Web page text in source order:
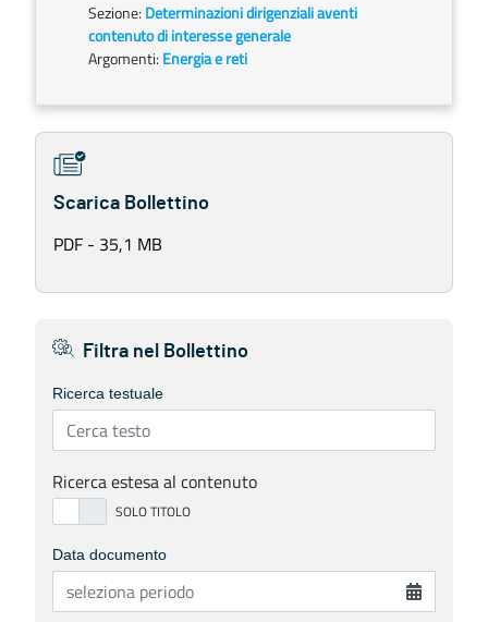
Sezione: Determinazioni dirigenziali aventi
contenuto di interesse generale
Argomenti: Energia e reti
Scarica Bollettino
PDF - 35,1 MB
Filtra nel Bollettino
Ricerca testuale
Ricerca estesa al contenuto
Data documento